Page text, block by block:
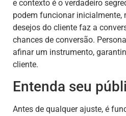
e contexto é o verdadeiro
podem funcionar inicialmente,
desejos do cliente faz a
chances de conversão.
afinar um instrumento,
cliente.
Entenda seu
Antes de qualquer ajuste, é